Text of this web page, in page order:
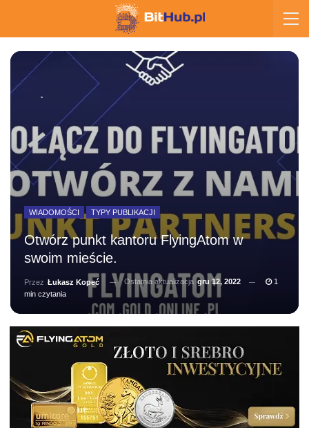
WIADOMOŚCI TYPY PUBLIKACJI
Otwórz punkt kantoru FlyingAtom w
swoim mieście.
Przez Łukasz Kopeć Ostatnia aktualizacja gru 12, 2022
1
min czytania